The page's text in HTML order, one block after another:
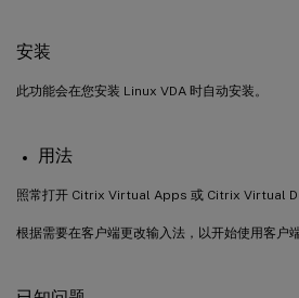
安装
此功能会在您安装 Linux VDA 时自动安装。
用法
照常打开 Citrix Virtual Apps 或 Citrix Virtual
根据需要在客户端更改输入法，以开始使用客户端